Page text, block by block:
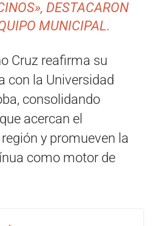
DESTACARON
MUNICIPAL.
Cruz reafirma su
con la Universidad
consolidando
acercan el
y promueven la
como motor de